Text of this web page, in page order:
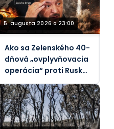
5. augusta 2026 o 23:00
Ako sa Zelenského 40-
dňová „ovplyvňovacia
operácia“ proti Rusku
rozpadla